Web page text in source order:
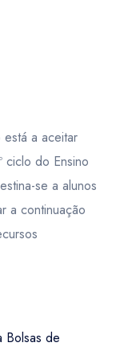
a aceitar
ciclo do Ensino
se a alunos
a continuação
Bolsas de